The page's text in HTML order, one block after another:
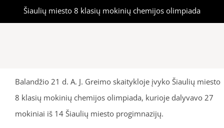
Šiaulių miesto 8 klasių mokinių chemijos olimpiada
Balandžio 21 d. A. J. Greimo skaitykloje įvyko Šiaulių miesto
8 klasių mokinių chemijos olimpiada, kurioje dalyvavo 27
mokiniai iš 14 Šiaulių miesto progimnazijų.